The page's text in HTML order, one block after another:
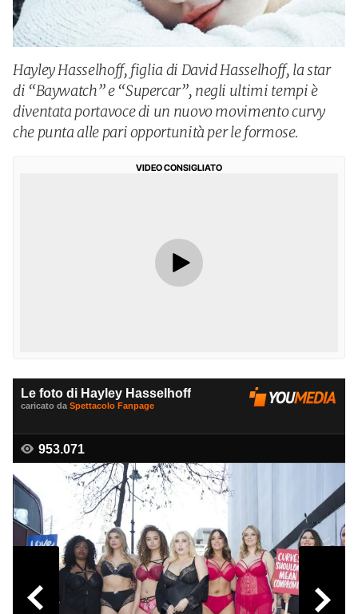
Hayley Hasselhoff, figlia di David Hasselhoff, la star
di “Baywatch” e “Supercar”, negli ultimi tempi è
diventata portavoce di un nuovo movimento curvy
che punta alle pari opportunità per le formose.
VIDEO CONSIGLIATO